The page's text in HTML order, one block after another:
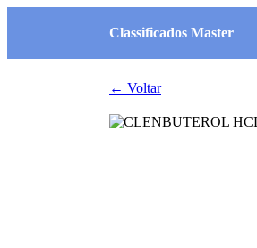
Classificados Master
← Voltar